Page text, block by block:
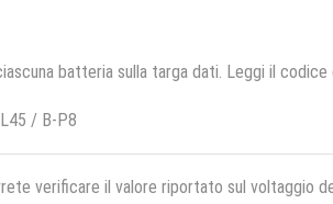
batteria sulla targa dati. Leggi il
/ B-P8
verificare il valore riportato sul voltaggio